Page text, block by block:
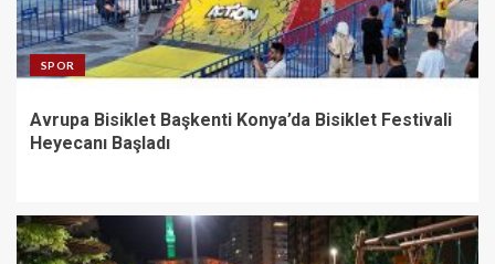
SPOR
Avrupa Bisiklet Başkenti Konya’da Bisiklet Festivali
Heyecanı Başladı